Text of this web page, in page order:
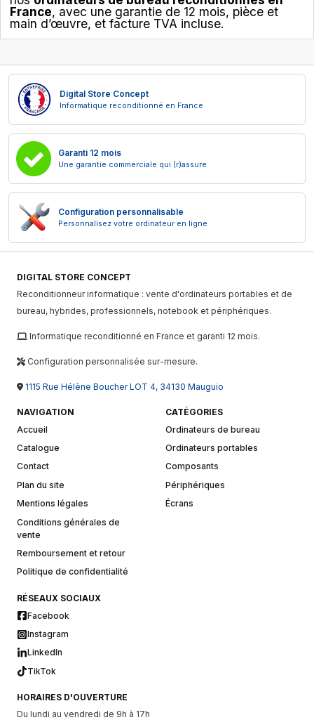
France, avec une garantie de 12 mois, pièce et
main d’œuvre, et facture TVA incluse.
Digital Store Concept
Informatique reconditionné en France
Garanti 12 mois
Une garantie commerciale qui (r)assure
Configuration personnalisable
Personnalisez votre ordinateur en ligne
DIGITAL STORE CONCEPT
Reconditionneur informatique : vente d'ordinateurs portables et de
bureau, hybrides, professionnels, notebook et périphériques.
Informatique reconditionné en France et garanti 12 mois.
Configuration personnalisée sur-mesure.
1115 Rue Hélène Boucher LOT 4, 34130 Mauguio
NAVIGATION
Accueil
Catalogue
Contact
Plan du site
Mentions légales
Conditions générales de
vente
Remboursement et retour
Politique de confidentialité
CATÉGORIES
Ordinateurs de bureau
Ordinateurs portables
Composants
Périphériques
Écrans
RÉSEAUX SOCIAUX
Facebook
Instagram
LinkedIn
TikTok
HORAIRES D'OUVERTURE
Du lundi au vendredi de 9h à 17h